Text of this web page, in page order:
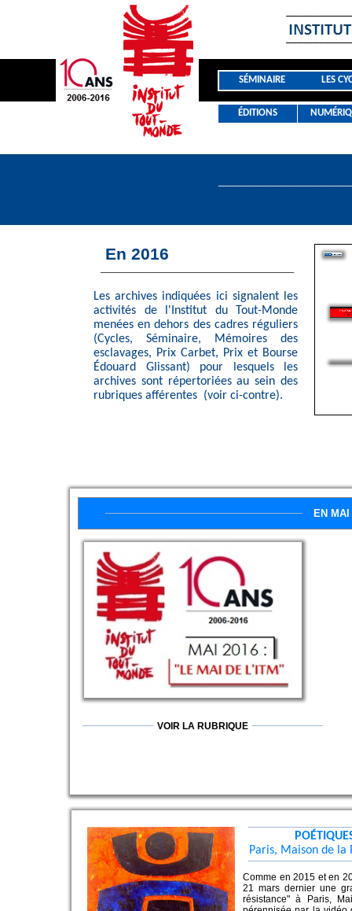
En 2016
Comme en 2015 et en
21 mars dernier une
résistance" à Paris,
Paris, Maison de la
Les archives indiquées ici signalent les
activités de l'Institut du Tout-Monde
menées en dehors des cadres réguliers
(Cycles, Séminaire, Mémoires des
esclavages, Prix Carbet, Prix et Bourse
Édouard Glissant) pour lesquels les
archives sont répertoriées au sein des
rubriques afférentes (voir ci-contre).
EN
VOIR LA RUBRIQUE
SÉMINAIRE
ÉDITIONS
LES